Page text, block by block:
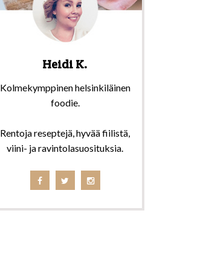
Heidi K.
Kolmekymppinen helsinkiläinen
foodie.
Rentoja reseptejä, hyvää fiilistä,
viini- ja ravintolasuosituksia.